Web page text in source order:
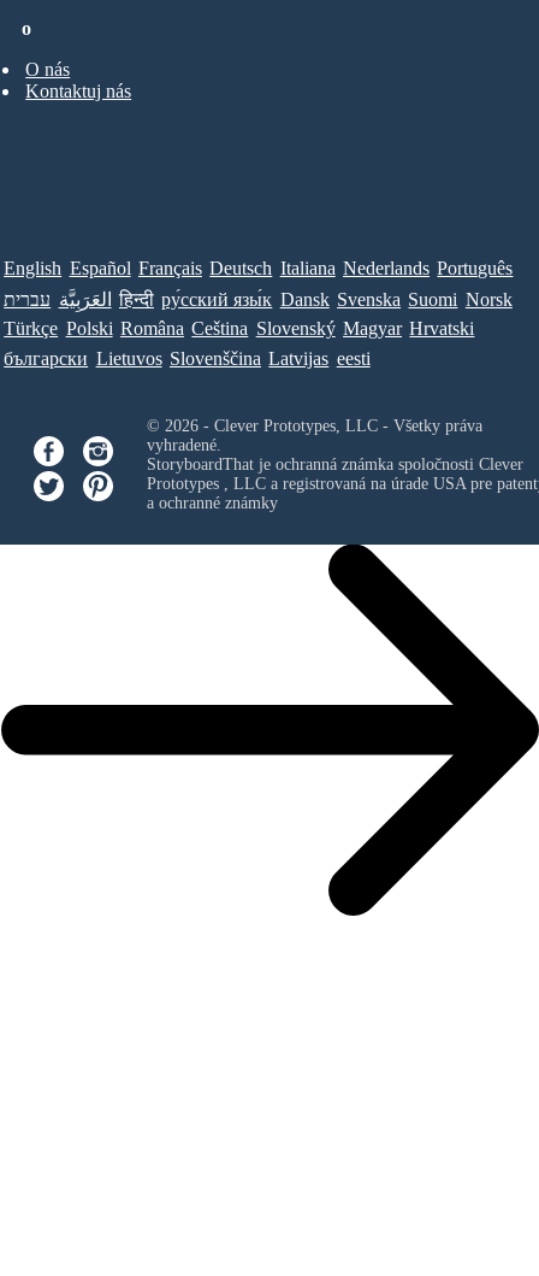
o
O nás
Kontaktuj nás
English Español Français Deutsch Italiana Nederlands Português
עברית العَرَبِيَّة हिन्दी ру́сский язы́к Dansk Svenska Suomi Norsk
Türkçe Polski Româna Ceština Slovenský Magyar Hrvatski
български Lietuvos Slovenščina Latvijas eesti
© 2026 - Clever Prototypes, LLC - Všetky práva
vyhradené.
StoryboardThat je ochranná známka spoločnosti Clever
Prototypes , LLCa registrovaná na úrade USA pre
a ochranné známky